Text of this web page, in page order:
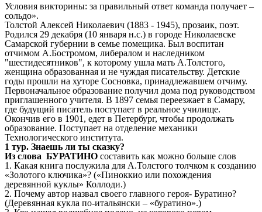
Условия викторины: за правильный ответ команда получает –
сольдо».
Толстой Алексей Николаевич (1883 - 1945), прозаик, поэт.
Родился 29 декабря (10 января н.с.) в городе Николаевске
Самарской губернии в семье помещика. Был воспитан
отчимом А.Бостромом, либералом и наследником
"шестидесятников", к которому ушла мать А.Толстого,
женщина образованная и не чуждая писательству. Детские
годы прошли на хуторе Сосновка, принадлежавшем отчиму.
Первоначальное образование получил дома под руководством
приглашенного учителя. В 1897 семья переезжает в Самару,
где будущий писатель поступает в реальное училище.
Окончив его в 1901 , едет в Петербург, чтобы продолжать
образование. Поступает на отделение механики
Технологического института.
1 тур. Знаешь ли ты сказку?
Из слова БУРАТИНО составить как можно больше слов
1. Какая книга послужила для А.Толстого толчком к созданию
«Золотого ключика»? («Пиноккио или похождения
деревянной куклы» Коллоди.)
2. Почему автор назвал своего главного героя- Буратино?
(Деревянная кукла по-итальянски – «буратино».)